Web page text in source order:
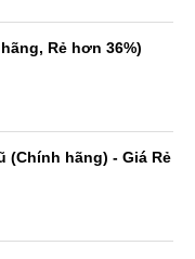
Rẻ hơn 36%)
(Chính hãng) - Giá Rẻ